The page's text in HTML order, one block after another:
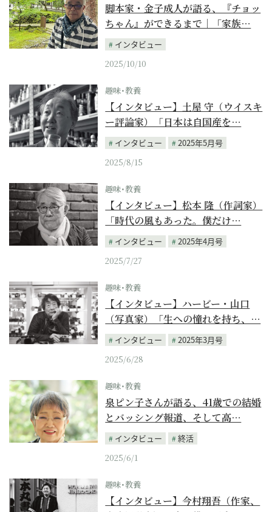
脚本家・金子成人が語る、『チョッ
ちゃん』ができるまで｜「家族…
インタビュー
2025/10/10
趣味･教養
【インタビュー】土屋 守（ウイスキ
ー評論家）「日本は自国産を…
インタビュー
2025年5月号
2025/8/15
趣味･教養
【インタビュー】松本 隆（作詞家）
「時代の風もあった。僕だけ…
インタビュー
2025年4月号
2025/7/27
趣味･教養
【インタビュー】ハービー・山口
（写真家）「生への憧れを持ち、…
インタビュー
2025年3月号
2025/6/28
趣味･教養
泉ピン子さんが語る、41歳での結婚
とバッシング報道、そして高…
インタビュー
終活
2025/6/1
趣味･教養
【インタビュー】今村翔吾（作家、